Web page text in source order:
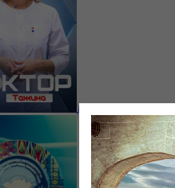
Доктор Тажина